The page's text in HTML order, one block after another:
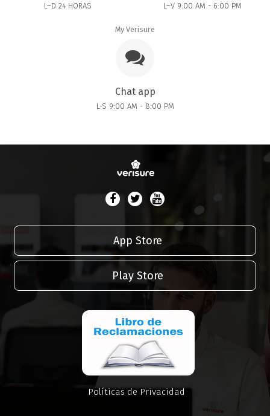
L–D 24 HORAS L–V 9:00 AM - 6:00 PM
My Verisure
Chat app
L-S 9:00 AM - 8:00 PM
App Store
Play Store
Políticas de Privacidad